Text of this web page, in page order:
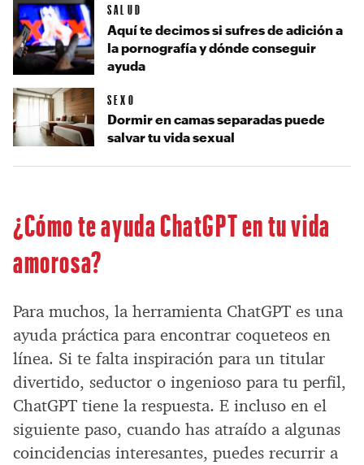
¿Cómo te ayuda ChatGPT en tu vida
amorosa?
Para muchos, la herramienta ChatGPT es una
ayuda práctica para encontrar coqueteos en
línea. Si te falta inspiración para un titular
divertido, seductor o ingenioso para tu perfil,
ChatGPT tiene la respuesta. E incluso en el
siguiente paso, cuando has atraído a algunas
coincidencias interesantes, puedes recurrir a
SALUD
Aquí te decimos si sufres de adición a
la pornografía y dónde conseguir
ayuda
SEXO
Dormir en camas separadas puede
salvar tu vida sexual